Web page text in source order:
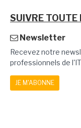
SUIVRE TOUTE
Newsletter
Recevez notre
professionnels de
JE M'ABONNE